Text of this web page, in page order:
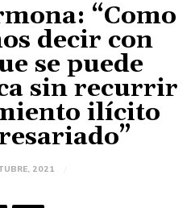
“Como
decir con
se puede
sin recurrir
ilícito
2021